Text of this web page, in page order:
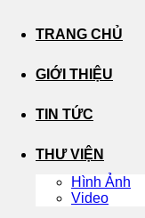
TRANG CHỦ
GIỚI THIỆU
TIN TỨC
THƯ VIỆN
Hình Ảnh
Video